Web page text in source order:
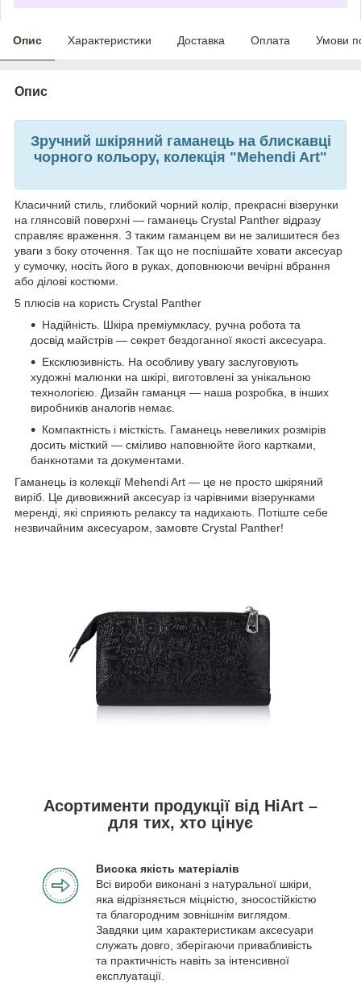
Опис Характеристики Доставка Оплата Умови
Опис
Зручний шкіряний гаманець на блискавці
чорного кольору, колекція "Mehendi Art"
Класичний стиль, глибокий чорний колір, прекрасні візерунки
на глянсовій поверхні — гаманець Crystal Panther відразу
справляє враження. З таким гаманцем ви не залишитеся без
уваги з боку оточення. Так що не поспішайте ховати аксесуар
у сумочку, носіть його в руках, доповнюючи вечірні вбрання
або ділові костюми.
5 плюсів на користь Crystal Panther
Надійність. Шкіра преміумкласу, ручна робота та
досвід майстрів — секрет бездоганної якості аксесуара.
Ексклюзивність. На особливу увагу заслуговують
художні малюнки на шкірі, виготовлені за унікальною
технологією. Дизайн гаманця — наша розробка, в інших
виробників аналогів немає.
Компактність і місткість. Гаманець невеликих розмірів
досить місткий — сміливо наповнюйте його картками,
банкнотами та документами.
Гаманець із колекції Mehendi Art — це не просто шкіряний
виріб. Це дивовижний аксесуар із чарівними візерунками
меренді, які сприяють релаксу та надихають. Потіште себе
незвичайним аксесуаром, замовте Crystal Panther!
Асортименти продукції від HiArt –
для тих, хто цінує
Висока якість матеріалів
Всі вироби виконані з натуральної шкіри,
яка відрізняється міцністю, зносостійкістю
та благородним зовнішнім виглядом.
Завдяки цим характеристикам аксесуари
служать довго, зберігаючи привабливість
та практичність навіть за інтенсивної
експлуатації.